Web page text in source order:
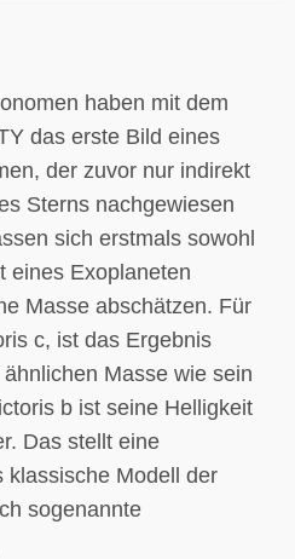
haben mit dem
das erste Bild eines
der zuvor nur indirekt
Sterns nachgewiesen
sich erstmals sowohl
eines Exoplaneten
Masse abschätzen. Für
c, ist das Ergebnis
Masse wie sein
b ist seine Helligkeit
Das stellt eine
klassische Modell der
sogenannte